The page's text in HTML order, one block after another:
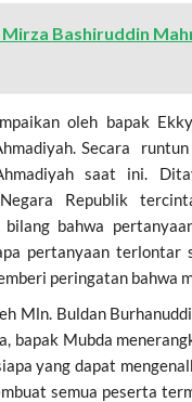
Bashiruddin
oleh bapak
Secara
saat ini.
Republik
bilang bahwa
pertanyaan
peringatan bahwa
Mln. Buldan
bapak Mubda
yang dapat
semua peserta